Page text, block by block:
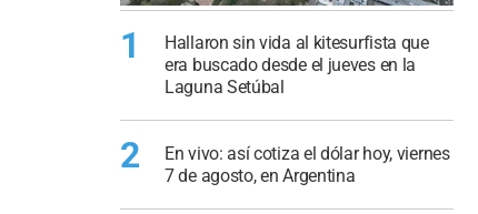
1
Hallaron sin vida al kitesurfista que
era buscado desde el jueves en la
Laguna Setúbal
2
En vivo: así cotiza el dólar hoy, viernes
7 de agosto, en Argentina